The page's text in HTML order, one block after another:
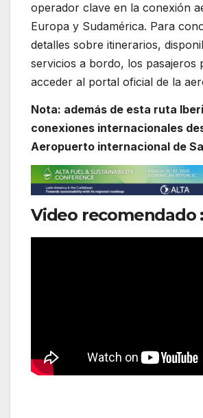
operador clave en la conexión
Europa y Sudamérica. Para
detalles sobre itinerarios,
servicios a bordo, los pasajeros
acceder al portal oficial de la
Nota: además de esta ruta
conexiones internacionales
Aeropuerto internacional de
Video recomendado :